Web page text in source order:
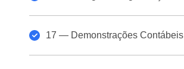
17 — Demonstrações Contábeis